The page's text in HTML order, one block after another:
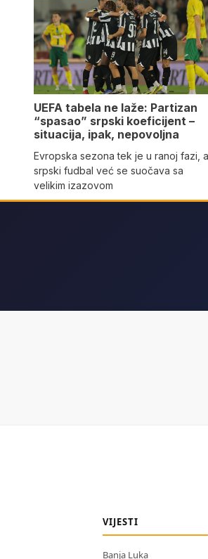
UEFA tabela ne laže: Partizan
“spasao” srpski koeficijent –
situacija, ipak, nepovoljna
Evropska sezona tek je u ranoj fazi, a
srpski fudbal već se suočava sa
velikim izazovom
VIJESTI
Banja Luka